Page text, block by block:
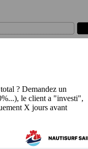
? Demandez un
le client a "investi",
X jours avant